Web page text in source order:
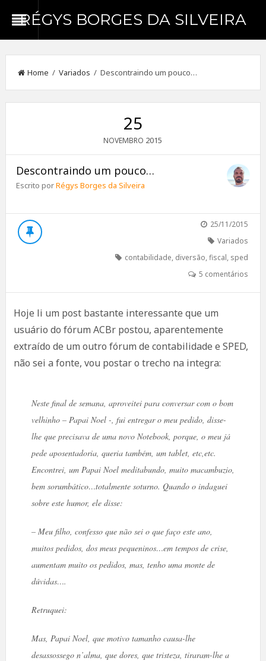
RÉGYS BORGES DA SILVEIRA
Home / Variados / Descontraindo um pouco…
25
NOVEMBRO 2015
Descontraindo um pouco…
Escrito porRégys Borges da Silveira
25/11/2015
Variados
contabilidade, diversão,fiscal, sped
5 comentários
Hoje li um post bastante interessante que um
usuário do fórum ACBr postou, aparentemente
extraído de um outro fórum de contabilidade e SPED,
não sei a fonte, vou postar o trecho na integra:
Neste final de semana, aproveitei para conversar com o bom
velhinho – Papai Noel -, fui entregar o meu pedido, disse-
lhe que precisava de uma novo Notebook, porque, o meu já
pede aposentadoria, queria também, um tablet, etc,etc.
Encontrei, um Papai Noel meditabundo, muito macambuzio,
bem sorumbático…totalmente soturno. Quando o indaguei
sobre este humor, ele disse:
– Meu filho, confesso que não sei o que faço este ano,
muitos pedidos, dos meus pequeninos…em tempos de crise,
aumentam muito os pedidos, mas, tenho uma monte de
dúvidas….
Retruquei:
Mas, Papai Noel, que motivo tamanho causa-lhe
desassossego n’alma, que dores, que tristeza, tiraram-lhe a